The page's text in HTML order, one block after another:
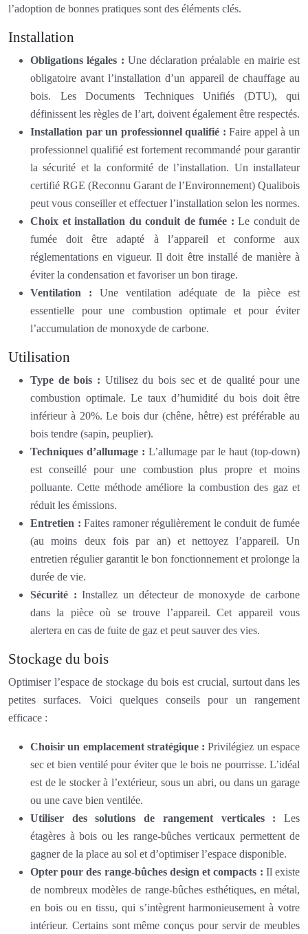
l’adoption de bonnes pratiques sont des éléments clés.
Installation
Obligations légales : Une déclaration préalable en mairie est
obligatoire avant l’installation d’un appareil de chauffage au
bois. Les Documents Techniques Unifiés (DTU), qui
définissent les règles de l’art, doivent également être respectés.
Installation par un professionnel qualifié :Faire appel à un
professionnel qualifié est fortement recommandé pour garantir
la sécurité et la conformité de l’installation. Un installateur
certifié RGE (Reconnu Garant de l’Environnement) Qualibois
peut vous conseiller et effectuer l’installation selon les normes.
Choix et installation du conduit de fumée : Le conduit de
fumée doit être adapté à l’appareil et conforme aux
réglementations en vigueur. Il doit être installé de manière à
éviter la condensation et favoriser un bon tirage.
Ventilation : Une ventilation adéquate de la pièce est
essentielle pour une combustion optimale et pour éviter
l’accumulation de monoxyde de carbone.
Utilisation
Type de bois : Utilisez du bois sec et de qualité pour une
combustion optimale. Le taux d’humidité du bois doit être
inférieur à 20%. Le bois dur (chêne, hêtre) est préférable au
bois tendre (sapin, peuplier).
Techniques d’allumage : L’allumage par le haut (top-down)
est conseillé pour une combustion plus propre et moins
polluante. Cette méthode améliore la combustion des gaz et
réduit les émissions.
Entretien : Faites ramoner régulièrement le conduit de fumée
(au moins deux fois par an) et nettoyez l’appareil. Un
entretien régulier garantit le bon fonctionnement et prolonge la
durée de vie.
Sécurité : Installez un détecteur de monoxyde de carbone
dans la pièce où se trouve l’appareil. Cet appareil vous
alertera en cas de fuite de gaz et peut sauver des vies.
Stockage du bois
Optimiser l’espace de stockage du bois est crucial, surtout dans les
petites surfaces. Voici quelques conseils pour un rangement
efficace :
Choisir un emplacement stratégique :Privilégiez un espace
sec et bien ventilé pour éviter que le bois ne pourrisse. L’idéal
est de le stocker à l’extérieur, sous un abri, ou dans un garage
ou une cave bien ventilée.
Utiliser des solutions de rangement verticales : Les
étagères à bois ou les range-bûches verticaux permettent de
gagner de la place au sol et d’optimiser l’espace disponible.
Opter pour des range-bûches design et compacts : Il existe
de nombreux modèles de range-bûches esthétiques, en métal,
en bois ou en tissu, qui s’intègrent harmonieusement à votre
intérieur. Certains sont même conçus pour servir de meubles